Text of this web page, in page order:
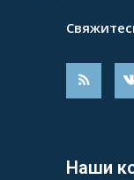
Наши